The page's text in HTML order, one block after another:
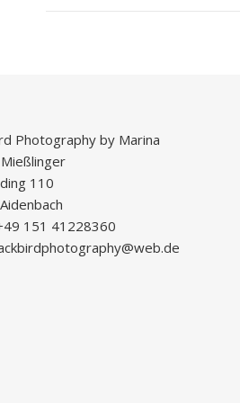
Photography by Marina
110
151 41228360